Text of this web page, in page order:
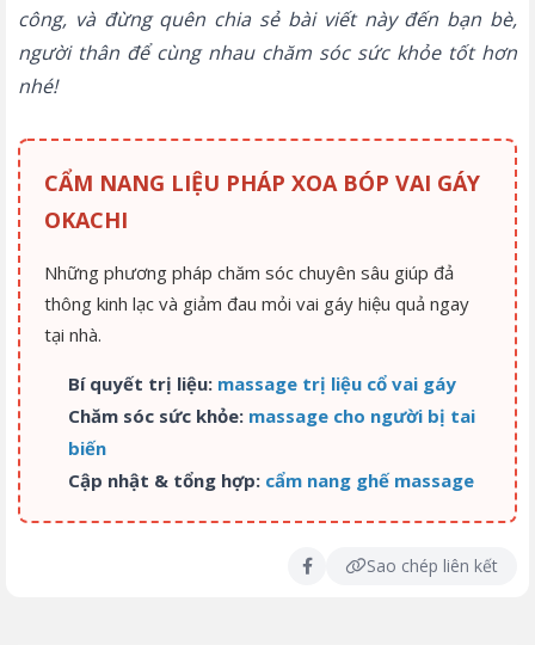
công, và đừng quên chia sẻ bài viết này đến bạn bè,
người thân để cùng nhau chăm sóc sức khỏe tốt hơn
nhé!
CẨM NANG LIỆU PHÁP XOA BÓP VAI GÁY
OKACHI
Những phương pháp chăm sóc chuyên sâu giúp đả
thông kinh lạc và giảm đau mỏi vai gáy hiệu quả ngay
tại nhà.
Bí quyết trị liệu: massage trị liệu cổ vai gáy
Chăm sóc sức khỏe: massage cho người bị tai
biến
Cập nhật & tổng hợp: cẩm nang ghế massage
Sao chép liên kết